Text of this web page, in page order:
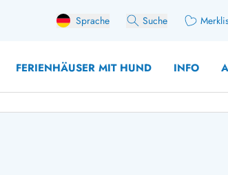
Sprache Suche
FERIENHÄUSER MIT HUND INFO